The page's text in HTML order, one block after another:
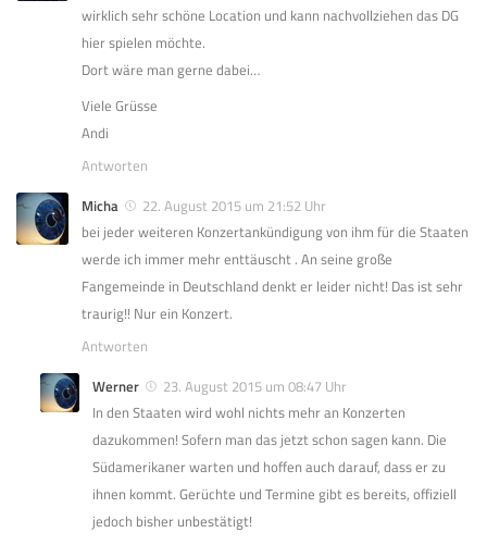
wirklich sehr schöne Location und kann nachvollziehen das DG
hier spielen möchte.
Dort wäre man gerne dabei…
Viele Grüsse
Andi
Antworten
Micha
22. August 2015 um 21:52 Uhr
bei jeder weiteren Konzertankündigung von ihm für die Staaten
werde ich immer mehr enttäuscht . An seine große
Fangemeinde in Deutschland denkt er leider nicht! Das ist sehr
traurig!! Nur ein Konzert.
Antworten
Werner
23. August 2015 um 08:47 Uhr
In den Staaten wird wohl nichts mehr an Konzerten
dazukommen! Sofern man das jetzt schon sagen kann. Die
Südamerikaner warten und hoffen auch darauf, dass er zu
ihnen kommt. Gerüchte und Termine gibt es bereits, offiziell
jedoch bisher unbestätigt!